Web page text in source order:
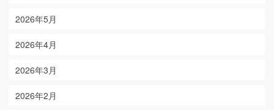
2026年5月
2026年4月
2026年3月
2026年2月